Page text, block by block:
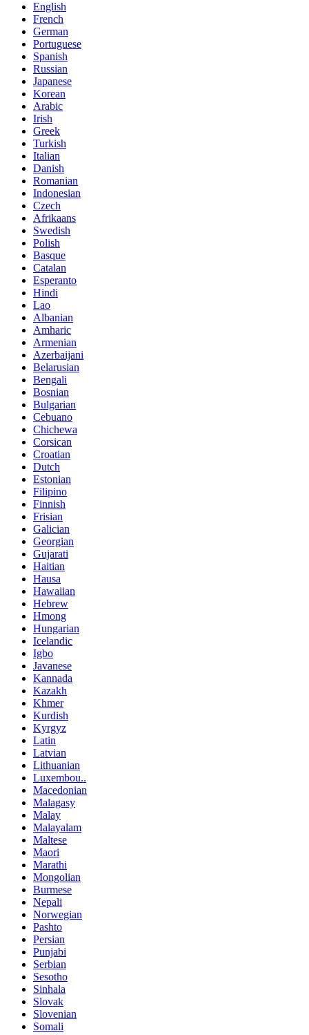
English
French
German
Portuguese
Spanish
Russian
Japanese
Korean
Arabic
Irish
Greek
Turkish
Italian
Danish
Romanian
Indonesian
Czech
Afrikaans
Swedish
Polish
Basque
Catalan
Esperanto
Hindi
Lao
Albanian
Amharic
Armenian
Azerbaijani
Belarusian
Bengali
Bosnian
Bulgarian
Cebuano
Chichewa
Corsican
Croatian
Dutch
Estonian
Filipino
Finnish
Frisian
Galician
Georgian
Gujarati
Haitian
Hausa
Hawaiian
Hebrew
Hmong
Hungarian
Icelandic
Igbo
Javanese
Kannada
Kazakh
Khmer
Kurdish
Kyrgyz
Latin
Latvian
Lithuanian
Luxembou..
Macedonian
Malagasy
Malay
Malayalam
Maltese
Maori
Marathi
Mongolian
Burmese
Nepali
Norwegian
Pashto
Persian
Punjabi
Serbian
Sesotho
Sinhala
Slovak
Slovenian
Somali